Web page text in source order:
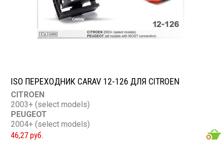
ISO ПЕРЕХОДНИК CARAV 12-126 ДЛЯ CITROEN
CITROEN
2003+ (select models)
PEUGEOT
2004+ (select models)
46,27 руб.